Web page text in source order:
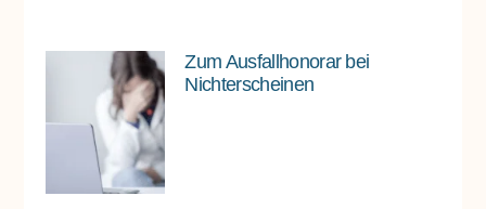
Zum Ausfallhonorar bei
Nichterscheinen